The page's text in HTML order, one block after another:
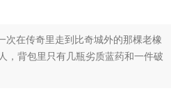
次在传奇里走到比奇城外的那棵老橡
，背包里只有几瓶劣质蓝药和一件破